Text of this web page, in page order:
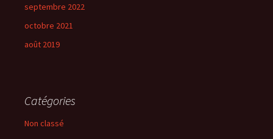
septembre 2022
octobre 2021
août 2019
Catégories
Non classé